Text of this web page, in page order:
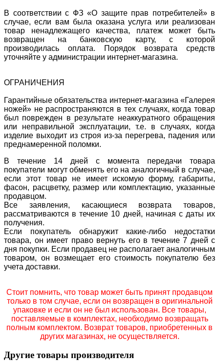
В соответствии с ФЗ «О защите прав потребителей» в
случае, если вам была оказана услуга или реализован
товар ненадлежащего качества, платеж может быть
возвращен на банковскую карту, с которой
производилась оплата. Порядок возврата средств
уточняйте у администрации интернет-магазина.
ОГРАНИЧЕНИЯ
Гарантийные обязательства интернет-магазина «Галерея
ножей» не распространяются в тех случаях, когда товар
был поврежден в результате неаккуратного обращения
или неправильной эксплуатации, т.е. в случаях, когда
изделие выходит из строя из-за перегрева, падения или
преднамеренной поломки.
В течение 14 дней с момента передачи товара
покупатели могут обменять его на аналогичный в случае,
если этот товар не имеет искомую форму, габариты,
фасон, расцветку, размер или комплектацию, указанные
продавцом.
Все заявления, касающиеся возврата товаров,
рассматриваются в течение 10 дней, начиная с даты их
получения.
Если покупатель обнаружит какие-либо недостатки
товара, он имеет право вернуть его в течение 7 дней с
дня покупки. Если продавец не располагает аналогичным
товаром, он возмещает его стоимость покупателю без
учета доставки.
Стоит помнить, что товар может быть принят продавцом
только в том случае, если он возвращен в оригинальной
упаковке и если он не был использован. Все товары,
поставляемые в комплектах, необходимо возвращать
полным комплектом. Возврат товаров, приобретенных в
других магазинах, не осуществляется.
Другие товары производителя